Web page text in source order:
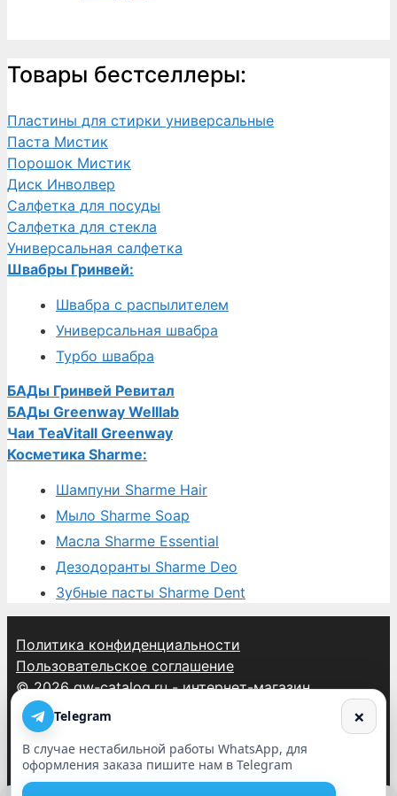
×
Telegram
В случае нестабильной работы WhatsApp, для
оформления заказа пишите нам в Telegram
Товары бестселлеры:
Пластины для стирки универсальные
Паста Мистик
Порошок Мистик
Диск Инволвер
Салфетка для посуды
Салфетка для стекла
Универсальная салфетка
Швабры Гринвей:
Швабра с распылителем
Универсальная швабра
Турбо швабра
БАДы Гринвей Ревитал
БАДы Greenway Welllab
Чаи TeaVitall Greenway
Косметика Sharme:
Шампуни Sharme Hair
Мыло Sharme Soap
Масла Sharme Essential
Дезодоранты Sharme Deo
Зубные пасты Sharme Dent
Политика конфиденциальности
Пользовательское соглашение
© 2026 gw-catalog.ru - интернет-магазин
продукции Гринвей
пн-вс, 08:00 - 23:00 (мск)
info@gw-catalog.ru